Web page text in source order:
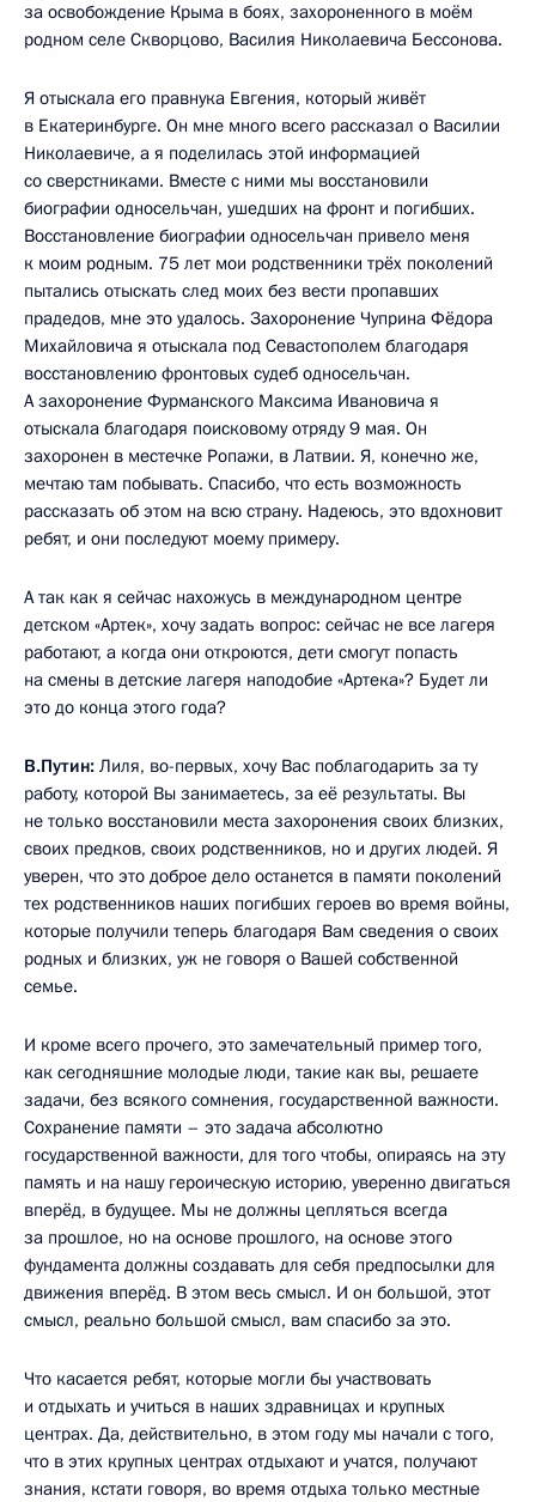
за освобождение Крыма в боях, захороненного в моём
родном селе Скворцово, Василия Николаевича Бессонова.
Я отыскала его правнука Евгения, который живёт
в Екатеринбурге. Он мне много всего рассказал о Василии
Николаевиче, а я поделилась этой информацией
со сверстниками. Вместе с ними мы восстановили
биографии односельчан, ушедших на фронт и погибших.
Восстановление биографии односельчан привело меня
к моим родным. 75 лет мои родственники трёх поколений
пытались отыскать след моих без вести пропавших
прадедов, мне это удалось. Захоронение Чуприна Фёдора
Михайловича я отыскала под Севастополем благодаря
восстановлению фронтовых судеб односельчан.
А захоронение Фурманского Максима Ивановича я
отыскала благодаря поисковому отряду 9 мая. Он
захоронен в местечке Ропажи, в Латвии. Я, конечно же,
мечтаю там побывать. Спасибо, что есть возможность
рассказать об этом на всю страну. Надеюсь, это вдохновит
ребят, и они последуют моему примеру.
А так как я сейчас нахожусь в международном центре
детском «Артек», хочу задать вопрос: сейчас не все лагеря
работают, а когда они откроются, дети смогут попасть
на смены в детские лагеря наподобие «Артека»? Будет ли
это до конца этого года?
В.Путин: Лиля, во-первых, хочу Вас поблагодарить за ту
работу, которой Вы занимаетесь, за её результаты. Вы
не только восстановили места захоронения своих близких,
своих предков, своих родственников, но и других людей. Я
уверен, что это доброе дело останется в памяти поколений
тех родственников наших погибших героев во время войны,
которые получили теперь благодаря Вам сведения о своих
родных и близких, уж не говоря о Вашей собственной
семье.
И кроме всего прочего, это замечательный пример того,
как сегодняшние молодые люди, такие как вы, решаете
задачи, без всякого сомнения, государственной важности.
Сохранение памяти – это задача абсолютно
государственной важности, для того чтобы, опираясь на эту
память и на нашу героическую историю, уверенно двигаться
вперёд, в будущее. Мы не должны цепляться всегда
за прошлое, но на основе прошлого, на основе этого
фундамента должны создавать для себя предпосылки для
движения вперёд. В этом весь смысл. И он большой, этот
смысл, реально большой смысл, вам спасибо за это.
Что касается ребят, которые могли бы участвовать
и отдыхать и учиться в наших здравницах и крупных
центрах. Да, действительно, в этом году мы начали с того,
что в этих крупных центрах отдыхают и учатся, получают
знания, кстати говоря, во время отдыха только местные